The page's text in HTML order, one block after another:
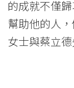
學
院
的成就不僅
幫助他的人
女士與蔡立德